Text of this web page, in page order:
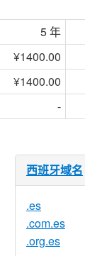
5 年
¥1400.00
¥1400.00
-
西班牙域名
.es
.com.es
.org.es